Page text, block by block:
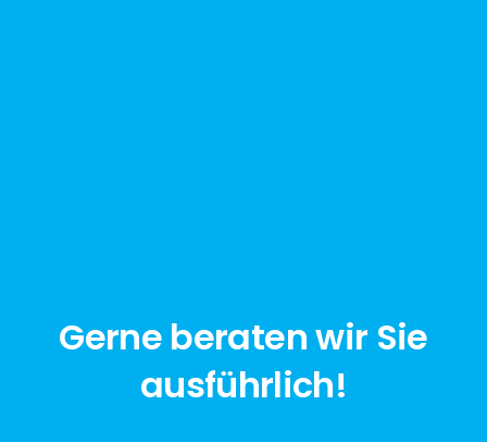
Gerne beraten wir Sie
ausführlich!